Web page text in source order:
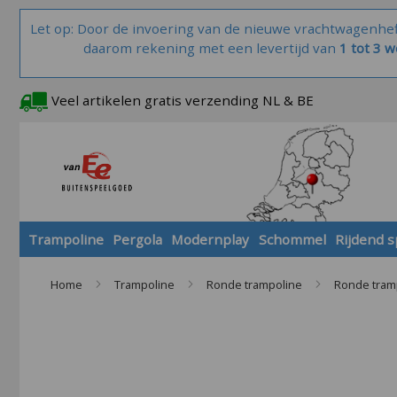
Let op: Door de invoering van de nieuwe
daarom rekening met een levertijd van 1 tot 3
Veel artikelen gratis verzending NL & BE
Trampoline Pergola Modernplay Schommel Rijdend
Home Trampoline Ronde trampoline Ronde